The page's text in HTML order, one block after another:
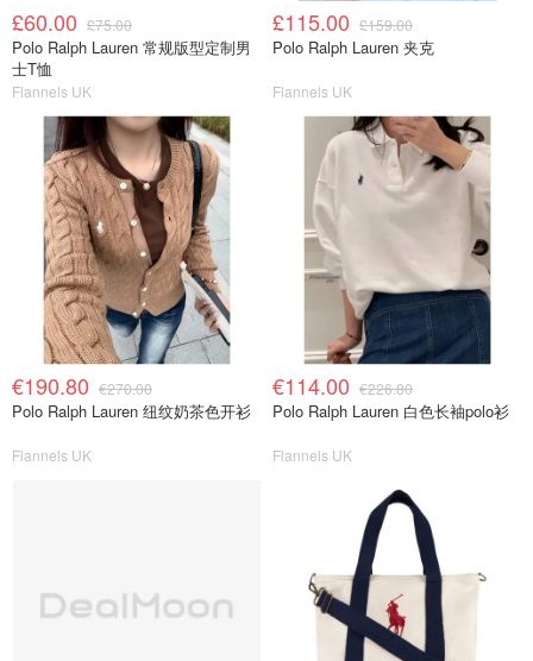
£60.00 £75.00
Polo Ralph Lauren 常规版型定制男
士T恤
Flannels UK
£115.00 £159.00
Polo Ralph Lauren 夹克
Flannels UK
€190.80 €270.00
Polo Ralph Lauren 纽纹奶茶色开衫
Flannels UK
€114.00 €226.80
Polo Ralph Lauren 白色长袖polo衫
Flannels UK